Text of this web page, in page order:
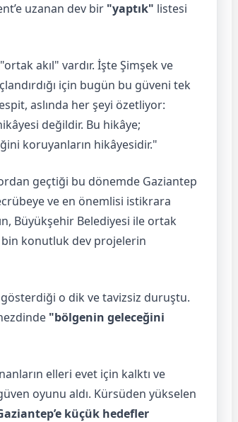
uzanan dev bir "yaptık" listesi
akıl" vardır. İşte Şimşek ve
için bugün bu güveni tek
aslında her şeyi özetliyor:
değildir. Bu hikâye;
koruyanların hikâyesidir."
geçtiği bu dönemde Gaziantep
ve en önemlisi istikrara
Büyükşehir Belediyesi ile ortak
bin konutluk dev projelerin
o dik ve tavizsiz duruştu.
"bölgenin geleceğini
elleri evet için kalktı ve
oyunu aldı. Kürsüden yükselen
küçük hedefler